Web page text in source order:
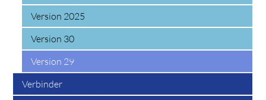
Version 2025
Version 30
Version 29
Verbinder